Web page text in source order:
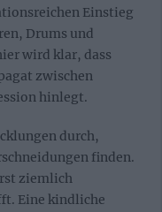
Einstieg
Drums und
wird klar, dass
zwischen
hinlegt.
durch,
finden.
ziemlich
Eine kindliche